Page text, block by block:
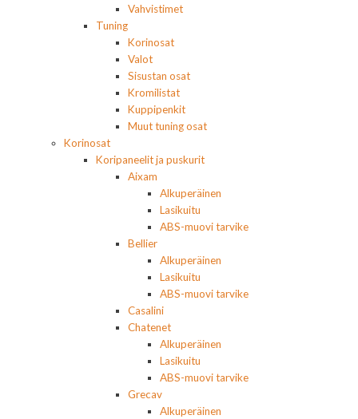
Vahvistimet
Tuning
Korinosat
Valot
Sisustan osat
Kromilistat
Kuppipenkit
Muut tuning osat
Korinosat
Koripaneelit ja puskurit
Aixam
Alkuperäinen
Lasikuitu
ABS-muovi tarvike
Bellier
Alkuperäinen
Lasikuitu
ABS-muovi tarvike
Casalini
Chatenet
Alkuperäinen
Lasikuitu
ABS-muovi tarvike
Grecav
Alkuperäinen